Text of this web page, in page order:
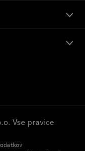
Vse pravice